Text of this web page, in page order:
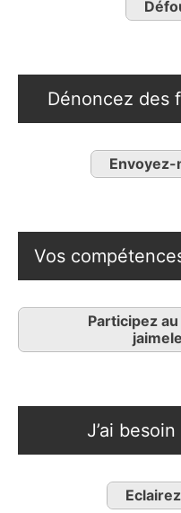
Dénoncez des
Envoyez-
Vos
Participez
J’ai